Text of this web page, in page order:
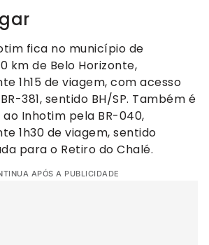
fica no município de
km de Belo Horizonte,
1h15 de viagem, com acesso
381, sentido BH/SP. Também é
Inhotim pela BR-040,
1h30 de viagem, sentido
para o Retiro do Chalé.
APÓS A PUBLICIDADE